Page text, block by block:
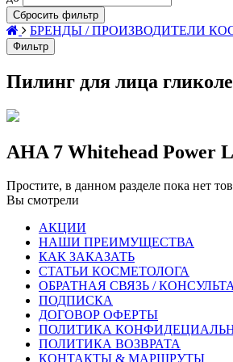
Сбросить фильтр
БРЕНДЫ / ПРОИЗВОДИТЕЛИ
Фильтр
Пилинг для лица
AHA 7 Whitehead Power
Простите, в данном разделе пока нет
Вы смотрели
АКЦИИ
НАШИ ПРЕИМУЩЕСТВА
КАК ЗАКАЗАТЬ
СТАТЬИ КОСМЕТОЛОГА
ОБРАТНАЯ СВЯЗЬ /
ПОДПИСКА
ДОГОВОР ОФЕРТЫ
ПОЛИТИКА
ПОЛИТИКА ВОЗВРАТА
КОНТАКТЫ & МАРШРУТЫ